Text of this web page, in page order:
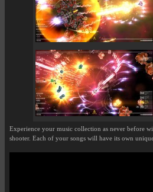
Experience your music collection as never before
shooter. Each of your songs will have its own